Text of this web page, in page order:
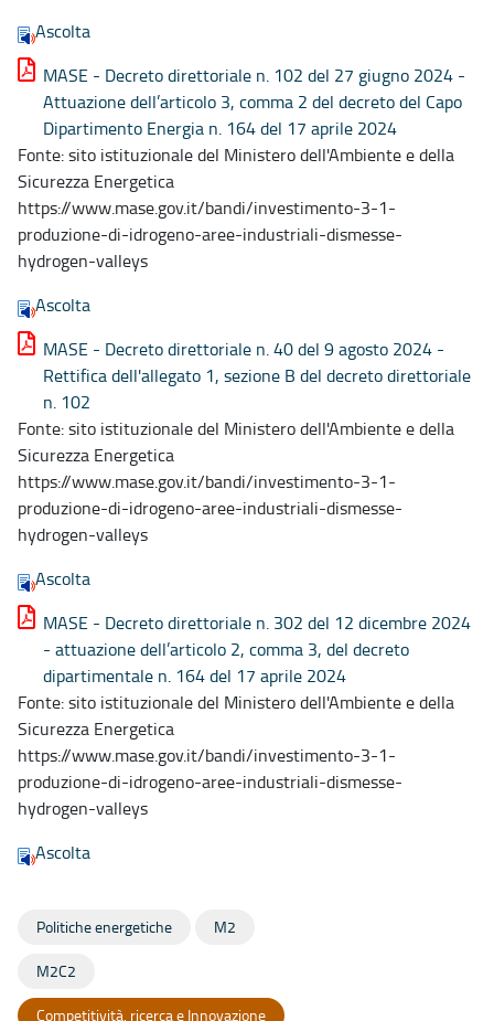
Ascolta
MASE - Decreto direttoriale n. 102 del 27 giugno 2024 -
Attuazione dell’articolo 3, comma 2 del decreto del Capo
Dipartimento Energia n. 164 del 17 aprile 2024
Fonte: sito istituzionale del Ministero dell'Ambiente e della
Sicurezza Energetica
https://www.mase.gov.it/bandi/investimento-3-1-
produzione-di-idrogeno-aree-industriali-dismesse-
hydrogen-valleys
Ascolta
MASE - Decreto direttoriale n. 40 del 9 agosto 2024 -
Rettifica dell'allegato 1, sezione B del decreto direttoriale
n. 102
Fonte: sito istituzionale del Ministero dell'Ambiente e della
Sicurezza Energetica
https://www.mase.gov.it/bandi/investimento-3-1-
produzione-di-idrogeno-aree-industriali-dismesse-
hydrogen-valleys
Ascolta
MASE - Decreto direttoriale n. 302 del 12 dicembre 2024
- attuazione dell’articolo 2, comma 3, del decreto
dipartimentale n. 164 del 17 aprile 2024
Fonte: sito istituzionale del Ministero dell'Ambiente e della
Sicurezza Energetica
https://www.mase.gov.it/bandi/investimento-3-1-
produzione-di-idrogeno-aree-industriali-dismesse-
hydrogen-valleys
Ascolta
Politiche energetiche M2
M2C2
Competitività, ricerca e Innovazione